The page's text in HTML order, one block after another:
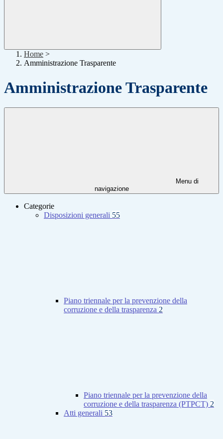
Home >
Amministrazione Trasparente
Amministrazione Trasparente
Menu di
navigazione
Categorie
Disposizioni generali 55
Piano triennale per la prevenzione della
corruzione e della trasparenza 2
Piano triennale per la prevenzione della
corruzione e della trasparenza (PTPCT) 2
Atti generali 53